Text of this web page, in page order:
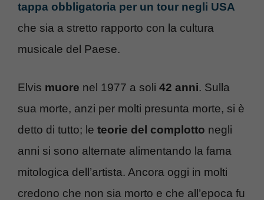
tappa obbligatoria per un tour negli USA
che sia a stretto rapporto con la cultura
musicale del Paese.
Elvis muore nel 1977 a soli 42 anni. Sulla
sua morte, anzi per molti presunta morte, si è
detto di tutto; le teorie del complotto negli
anni si sono alternate alimentando la fama
mitologica dell’artista. Ancora oggi in molti
credono che non sia morto e che all’epoca fu